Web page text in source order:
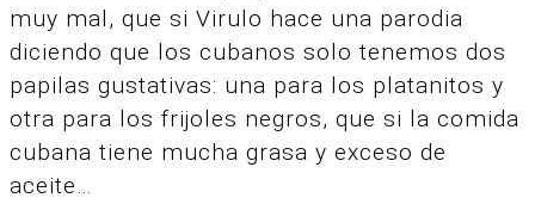
muy mal, que si Virulo hace una parodia
diciendo que los cubanos solo tenemos dos
papilas gustativas: una para los platanitos y
otra para los frijoles negros, que si la comida
cubana tiene mucha grasa y exceso de
aceite…